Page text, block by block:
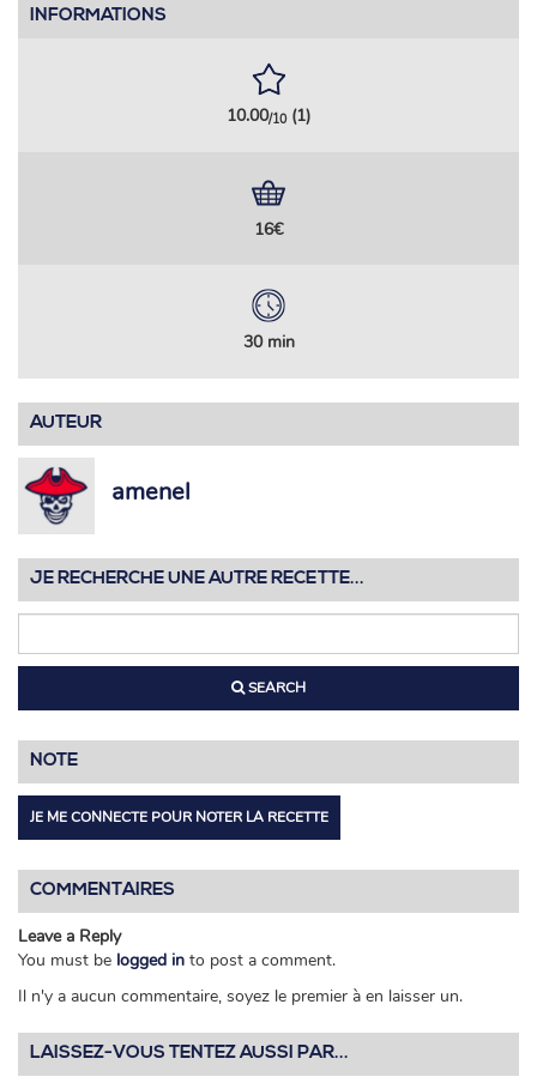
INFORMATIONS
10.00/10(1)
16€
30 min
AUTEUR
amenel
JE RECHERCHE UNE AUTRE RECETTE...
SEARCH
NOTE
JE ME CONNECTE POUR NOTER LA RECETTE
COMMENTAIRES
Leave a Reply
You must be logged in to post a comment.
Il n'y a aucun commentaire, soyez le premier à en laisser un.
LAISSEZ-VOUS TENTEZ AUSSI PAR...